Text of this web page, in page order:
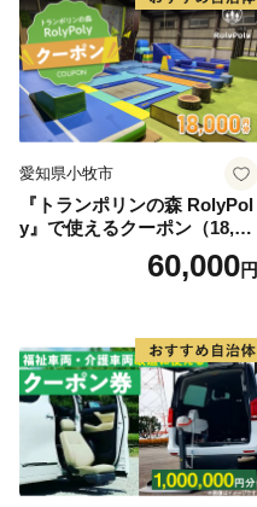
愛知県小牧市
『トランポリンの森 RolyPol
y』で使えるクーポン（18,00
60,000円